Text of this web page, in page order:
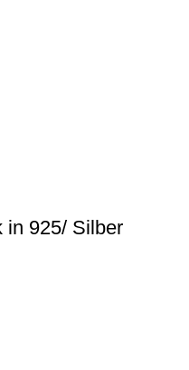
in 925/ Silber